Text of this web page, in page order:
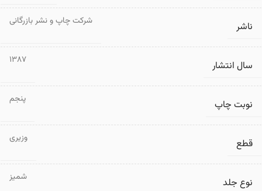
ناشر شرکت چاپ و نشر بازرگانی
سال انتشار 1387
نوبت چاپ پنجم
قطع وزیری
نوع جلد شمیز